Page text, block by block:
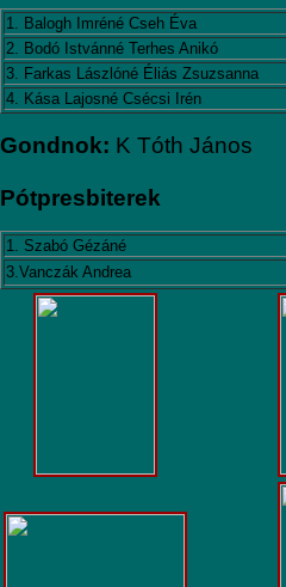
1. Balogh Imréné Cseh Éva
2. Bodó Istvánné Terhes Anikó
3. Farkas Lászlóné Éliás Zsuzsanna
4. Kása Lajosné Csécsi Irén
Gondnok: K Tóth János
Pótpresbiterek
1. Szabó Gézáné
3.Vanczák Andrea